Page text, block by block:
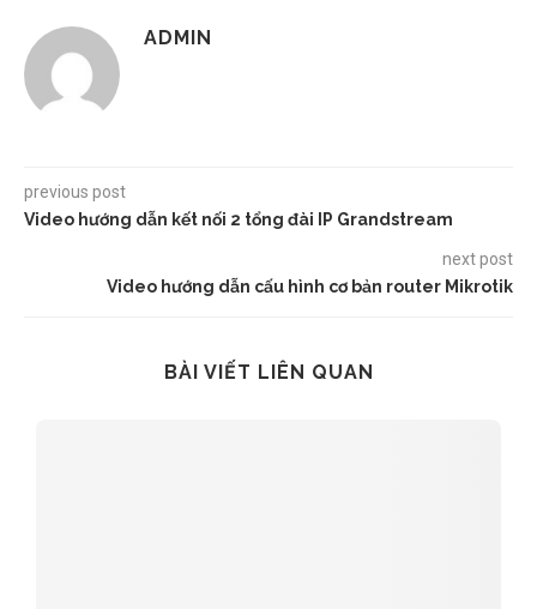
ADMIN
previous post
Video hướng dẫn kết nối 2 tổng đài IP Grandstream
next post
Video hướng dẫn cấu hình cơ bản router Mikrotik
BÀI VIẾT LIÊN QUAN